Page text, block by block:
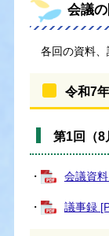
会議
各回の資料、
令和7
第1回（8
・ 会議資
・ 議事録